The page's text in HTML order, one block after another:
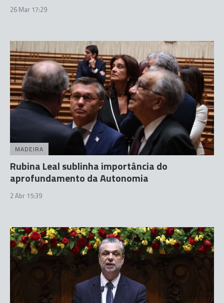
26 Mar 17:29
MADEIRA
Rubina Leal sublinha importância do
aprofundamento da Autonomia
2 Abr 15:39